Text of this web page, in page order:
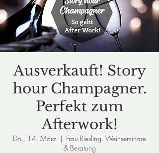
Ausverkauft! Story
hour Champagner.
Perfekt zum
Afterwork!
Do., 14. März
  |
Frau Riesling, Weinseminare
& Beratung